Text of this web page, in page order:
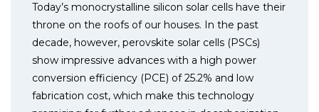
Today’s monocrystalline silicon solar cells have their
throne on the roofs of our houses. In the past
decade, however, perovskite solar cells (PSCs)
show impressive advances with a high power
conversion efficiency (PCE) of 25.2% and low
fabrication cost, which make this technology